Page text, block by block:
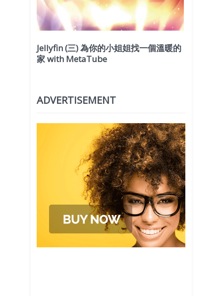
Jellyfin (三) 為你的小姐姐找一個溫暖的
家 with MetaTube
ADVERTISEMENT